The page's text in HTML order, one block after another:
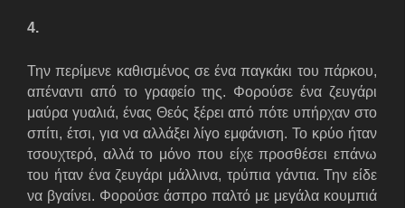
4.
Την περίμενε καθισμένος σε ένα παγκάκι του πάρκου,
απέναντι από το γραφείο της. Φορούσε ένα ζευγάρι
μαύρα γυαλιά, ένας Θεός ξέρει από πότε υπήρχαν στο
σπίτι, έτσι, για να αλλάξει λίγο εμφάνιση. Το κρύο ήταν
τσουχτερό, αλλά το μόνο που είχε προσθέσει επάνω
του ήταν ένα ζευγάρι μάλλινα, τρύπια γάντια. Την είδε
να βγαίνει. Φορούσε άσπρο παλτό με μεγάλα κουμπιά